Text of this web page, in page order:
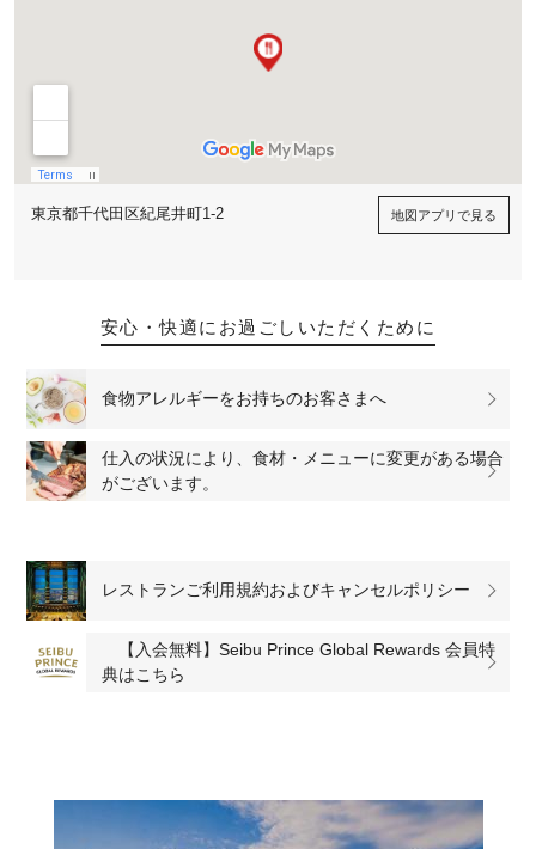
東京都千代田区紀尾井町1-2 地図アプリで見る
安心・快適にお過ごしいただくために
食物アレルギーをお持ちのお客さまへ
仕入の状況により、食材・メニューに変更がある場合
がございます。
レストランご利用規約およびキャンセルポリシー
【入会無料】Seibu Prince Global Rewards 会員特
典はこちら